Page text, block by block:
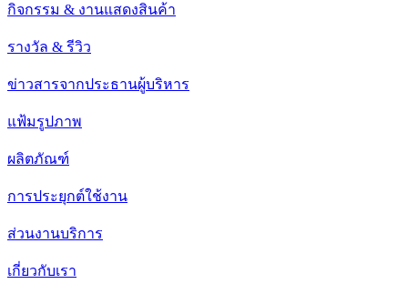
กิจกรรม & งานแสดงสินค้า
รางวัล & รีวิว
ข่าวสารจากประธานผู้บริหาร
แฟ้มรูปภาพ
ผลิตภัณฑ์
การประยุกต์ใช้งาน
ส่วนงานบริการ
เกี่ยวกับเรา